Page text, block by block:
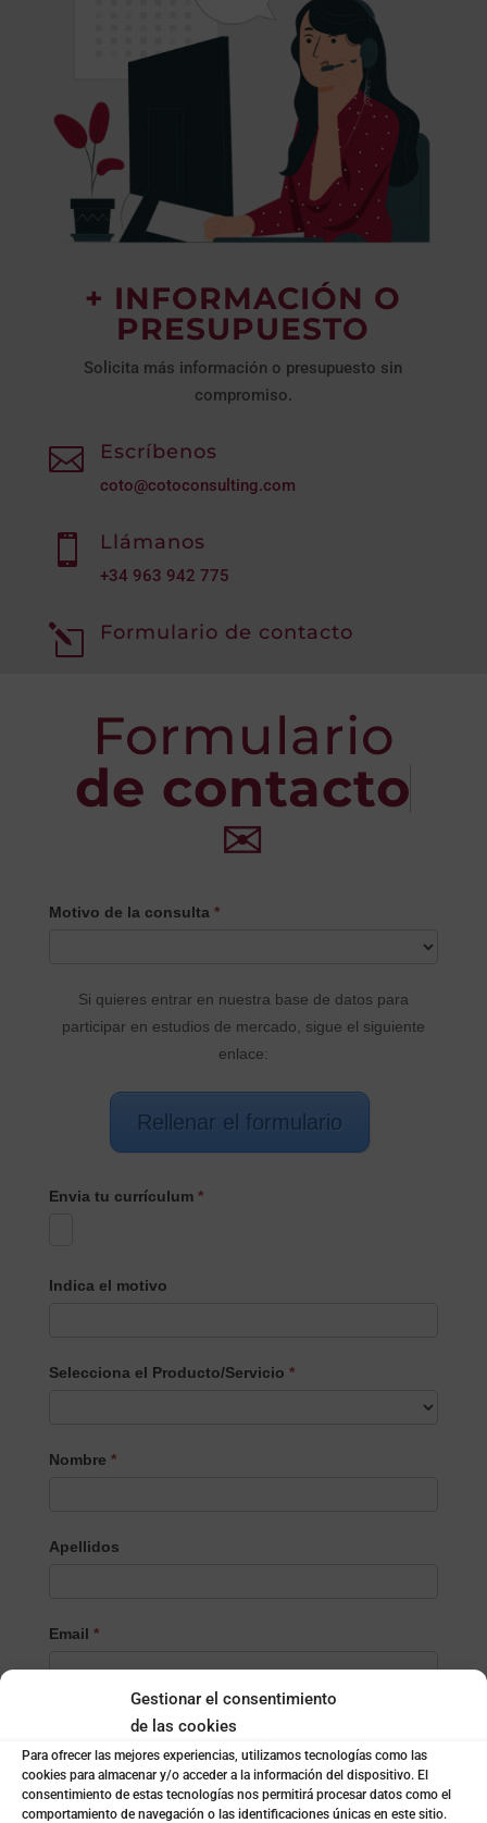
Gestionar el consentimiento
de las cookies
Para ofrecer las mejores experiencias, utilizamos tecnologías como las
cookies para almacenar y/o acceder a la información del dispositivo. El
consentimiento de estas tecnologías nos permitirá procesar datos como el
comportamiento de navegación o las identificaciones únicas en este sitio.
+ INFORMACIÓN O
PRESUPUESTO
Solicita más información o presupuesto sin
compromiso.
 Escríbenos
coto@cotoconsulting.com
 Llámanos
+34 963 942 775
l Formulario de contacto
Formulario
de contacto
✉
CONTACTO
Motivo de la consulta *
Si quieres entrar en nuestra base de datos para
participar en estudios de mercado, sigue el siguiente
enlace:
Rellenar el formulario
Envia tu currículum *
Indica el motivo
Selecciona el Producto/Servicio *
el
Nombre *
Apellidos
Email *
Localidad*